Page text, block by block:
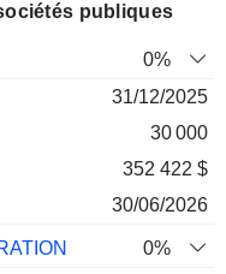
publiques
0%
31/12/2025
30 000
352 422 $
30/06/2026
0%